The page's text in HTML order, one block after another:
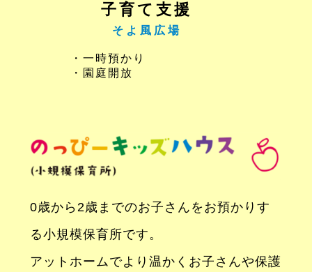
子育て支援
そよ風広場
・一時預かり
・園庭開放
0歳から2歳までのお子さんをお預かりす
る小規模保育所です。
アットホームでより温かくお子さんや保護